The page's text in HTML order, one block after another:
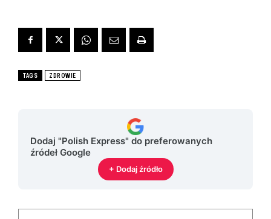
TAGS ZDROWIE
Dodaj "Polish Express" do preferowanych
źródeł Google
+ Dodaj źródło